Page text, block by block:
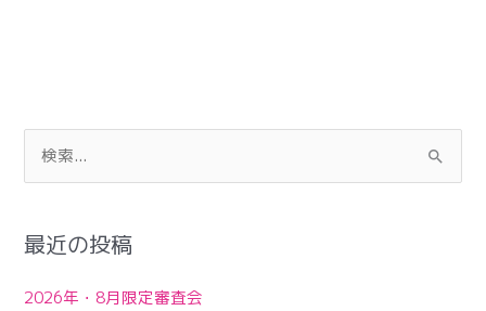
索
象
最近の投稿
2026年・8月限定審査会